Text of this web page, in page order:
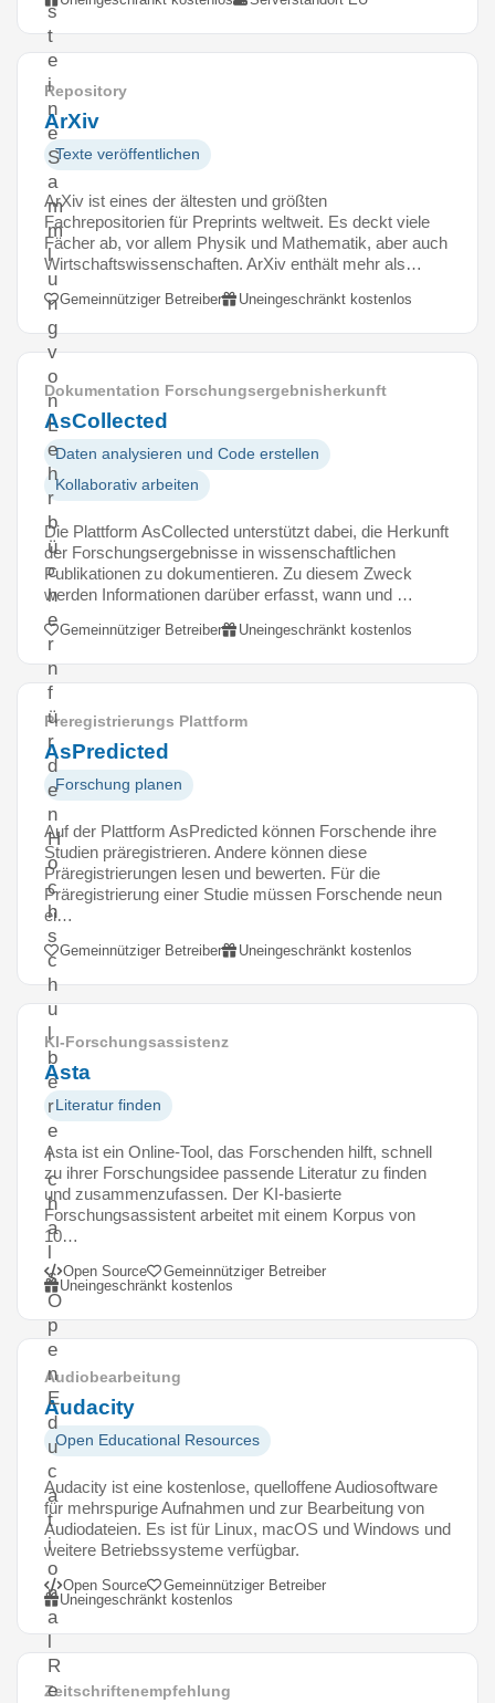
s
t
e
i
n
e
S
a
m
m
l
u
n
g
v
o
n
L
e
h
r
b
ü
c
h
e
r
n
f
ü
r
d
e
n
H
o
c
h
s
c
h
u
l
b
e
r
e
i
c
h
a
l
s
O
p
e
n
E
d
u
c
a
t
i
o
n
a
l
R
e
Repository
ArXiv
Texte veröffentlichen
ArXiv ist eines der ältesten und größten
Fachrepositorien für Preprints weltweit. Es deckt viele
Fächer ab, vor allem Physik und Mathematik, aber auch
Wirtschaftswissenschaften. ArXiv enthält mehr als…
Gemeinnütziger Betreiber Uneingeschränkt kostenlos
Dokumentation Forschungsergebnisherkunft
AsCollected
Daten analysieren und Code erstellen
Kollaborativ arbeiten
Die Plattform AsCollected unterstützt dabei, die Herkunft
der Forschungsergebnisse in wissenschaftlichen
Publikationen zu dokumentieren. Zu diesem Zweck
werden Informationen darüber erfasst, wann und …
Gemeinnütziger Betreiber Uneingeschränkt kostenlos
Preregistrierungs Plattform
AsPredicted
Forschung planen
Auf der Plattform AsPredicted können Forschende ihre
Studien präregistrieren. Andere können diese
Präregistrierungen lesen und bewerten. Für die
Präregistrierung einer Studie müssen Forschende neun
ei…
Gemeinnütziger Betreiber Uneingeschränkt kostenlos
KI-Forschungsassistenz
Asta
Literatur finden
Asta ist ein Online-Tool, das Forschenden hilft, schnell
zu ihrer Forschungsidee passende Literatur zu finden
und zusammenzufassen. Der KI-basierte
Forschungsassistent arbeitet mit einem Korpus von
10…
Open Source
Gemeinnütziger Betreiber
Uneingeschränkt kostenlos
Audiobearbeitung
Audacity
Open Educational Resources
Audacity ist eine kostenlose, quelloffene Audiosoftware
für mehrspurige Aufnahmen und zur Bearbeitung von
Audiodateien. Es ist für Linux, macOS und Windows und
weitere Betriebssysteme verfügbar.
Open Source
Gemeinnütziger Betreiber
Uneingeschränkt kostenlos
Zeitschriftenempfehlung